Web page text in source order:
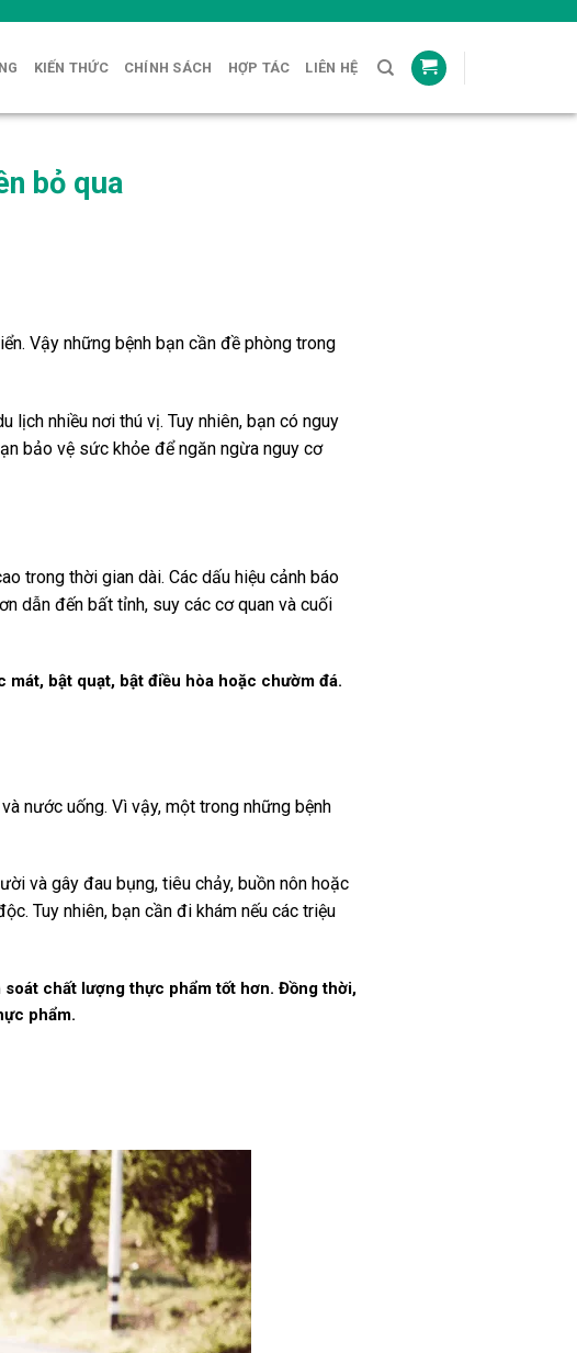
KIẾN THỨC CHÍNH SÁCH HỢP TÁC LIÊN HỆ
bỏ qua
Vậy những bệnh bạn cần đề phòng trong
nhiều nơi thú vị. Tuy nhiên, bạn có nguy
bảo vệ sức khỏe để ngăn ngừa nguy cơ
trong thời gian dài. Các dấu hiệu cảnh báo
dẫn đến bất tỉnh, suy các cơ quan và cuối
bật quạt, bật điều hòa hoặc chườm đá.
nước uống. Vì vậy, một trong những bệnh
và gây đau bụng, tiêu chảy, buồn nôn hoặc
Tuy nhiên, bạn cần đi khám nếu các triệu
chất lượng thực phẩm tốt hơn. Đồng thời,
phẩm.